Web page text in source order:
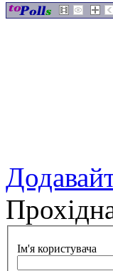
Ім'я користувача